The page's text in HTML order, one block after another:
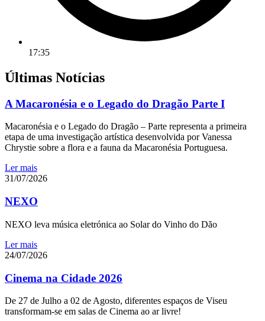
17:35
Últimas Notícias
A Macaronésia e o Legado do Dragão Parte I
Macaronésia e o Legado do Dragão – Parte representa a primeira
etapa de uma investigação artística desenvolvida por Vanessa
Chrystie sobre a flora e a fauna da Macaronésia Portuguesa.
Ler mais
31/07/2026
NEXO
NEXO leva música eletrónica ao Solar do Vinho do Dão
Ler mais
24/07/2026
Cinema na Cidade 2026
De 27 de Julho a 02 de Agosto, diferentes espaços de Viseu
transformam-se em salas de Cinema ao ar livre!